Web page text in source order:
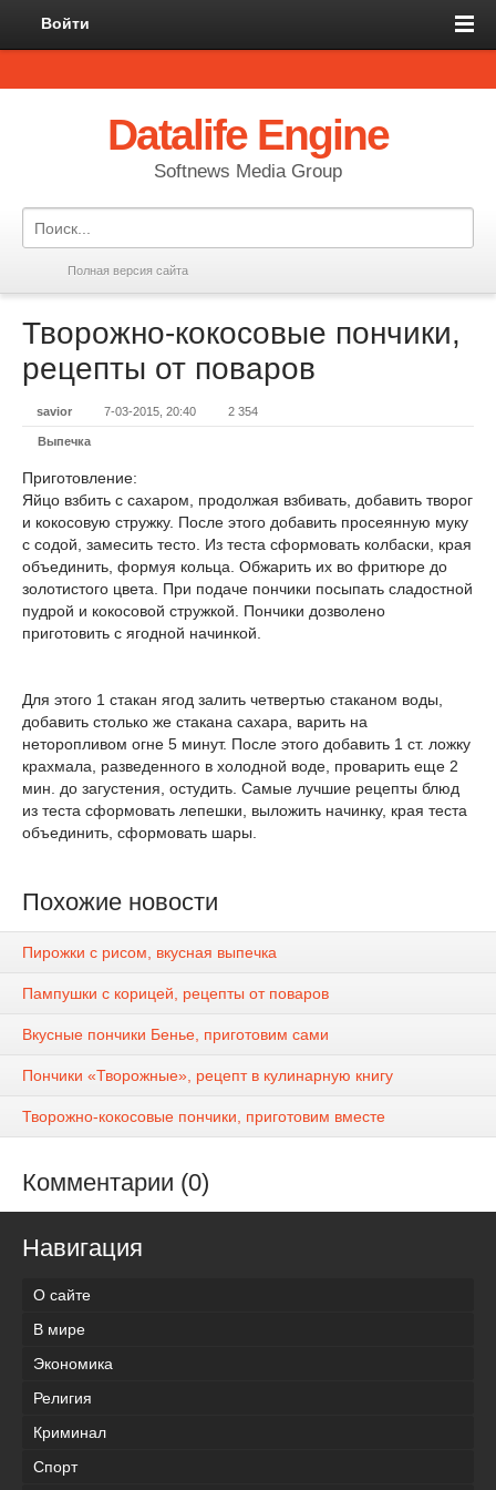
Войти
Datalife Engine
Softnews Media Group
Полная версия сайта
Творожно-кокосовые пончики,
рецепты от поваров
savior 7-03-2015, 20:40 2 354
Выпечка
Приготовление:
Яйцо взбить с сахаром, продолжая взбивать, добавить творог
и кокосовую стружку. После этого добавить просеянную муку
с содой, замесить тесто. Из теста сформовать колбаски, края
объединить, формуя кольца. Обжарить их во фритюре до
золотистого цвета. При подаче пончики посыпать сладостной
пудрой и кокосовой стружкой. Пончики дозволено
приготовить с ягодной начинкой.
Для этого 1 стакан ягод залить четвертью стаканом воды,
добавить столько же стакана сахара, варить на
неторопливом огне 5 минут. После этого добавить 1 ст. ложку
крахмала, разведенного в холодной воде, проварить еще 2
мин. до загустения, остудить. Самые лучшие рецепты блюд
из теста сформовать лепешки, выложить начинку, края теста
объединить, сформовать шары.
Похожие новости
Пирожки с рисом, вкусная выпечка
Пампушки с корицей, рецепты от поваров
Вкусные пончики Бенье, приготовим сами
Пончики «Творожные», рецепт в кулинарную книгу
Творожно-кокосовые пончики, приготовим вместе
Комментарии (0)
Навигация
О сайте
В мире
Экономика
Религия
Криминал
Спорт